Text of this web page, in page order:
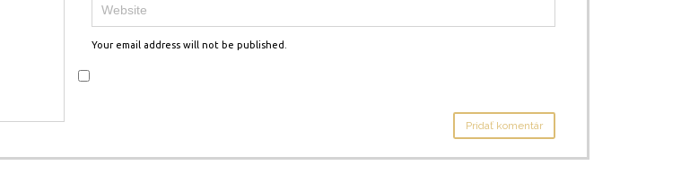
Your email address will not be published.